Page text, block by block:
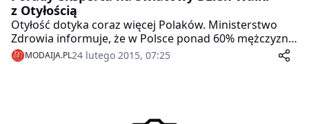
z Otyłością
Otyłość dotyka coraz więcej Polaków. Ministerstwo
Zdrowia informuje, że w Polsce ponad 60% mężczyzn i
45% kobiet choruje na nadwagę lub otyłość. O tym,
dlaczego paradoksalnie nie warto z nimi „walczyć”,
MODAIJA.PL24 lutego 2015, 07:25